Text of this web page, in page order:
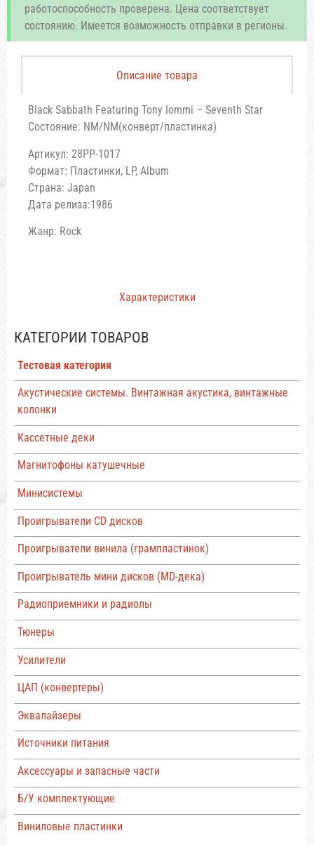
КАТЕГОРИИ ТОВАРОВ
Тестовая категория
Акустические системы. Винтажная акустика, винтажные
колонки
Кассетные деки
Магнитофоны катушечные
Минисистемы
Проигрыватели CD дисков
Проигрыватели винила (грампластинок)
Проигрыватель мини дисков (MD-дека)
Радиоприемники и радиолы
Тюнеры
Усилители
ЦАП (конвертеры)
Эквалайзеры
Источники питания
Аксессуары и запасные части
Б/У комплектующие
Виниловые пластинки
работоспособность проверена. Цена соответствует
состоянию. Имеется возможность отправки в регионы.
Описание товара
Характеристики
Black Sabbath Featuring Tony Iommi – Seventh Star
Состояние: NM/NM(конверт/пластинка)
Артикул: 28PP-1017
Формат: Пластинки, LP, Album
Страна: Japan
Дата релиза:1986
Жанр: Rock